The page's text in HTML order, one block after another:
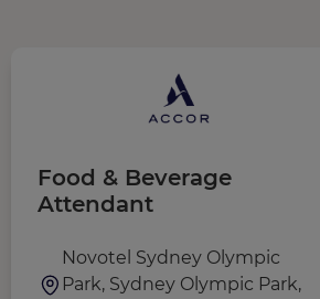
Food & Beverage
Attendant
Novotel Sydney Olympic
Park, Sydney Olympic Park,